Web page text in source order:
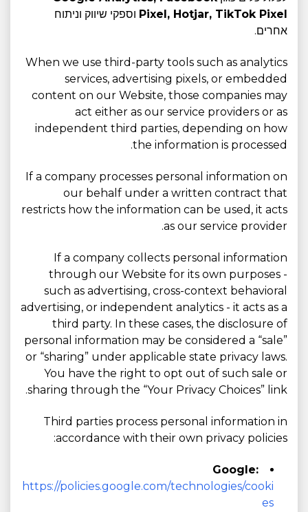
Pixel, Hotjar, TikTok Pixel וספקי שיווק וניתוח
אחרים.
When we use third-party tools such as analytics
services, advertising pixels, or embedded
content on our Website, those companies may
act either as our service providers or as
independent third parties, depending on how
the information is processed.
If a company processes personal information on
our behalf under a written contract that
restricts how the information can be used, it acts
as our service provider.
If a company collects personal information
through our Website for its own purposes -
such as advertising, cross-context behavioral
advertising, or independent analytics - it acts as a
third party. In these cases, the disclosure of
personal information may be considered a “sale”
or “sharing” under applicable state privacy laws.
You have the right to opt out of such sale or
sharing through the “Your Privacy Choices” link.
Third parties process personal information in
accordance with their own privacy policies:
Google:
https://policies.google.com/technologies/cooki
es